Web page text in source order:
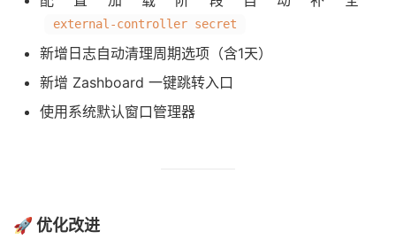
external-controller secret
新增日志自动清理周期选项（含1天）
新增 Zashboard 一键跳转入口
使用系统默认窗口管理器
🚀 优化改进